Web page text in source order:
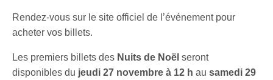
Rendez-vous sur le site officiel de l’événement pour
acheter vos billets.
Les premiers billets des Nuits de Noël seront
disponibles du jeudi 27 novembre à 12 h ausamedi 29